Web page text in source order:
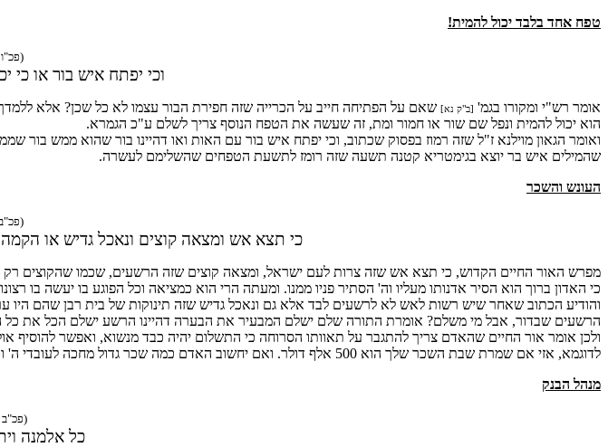
טפח אחד בלבד יכול להמית!
וכי יפתח איש בור או כי
אומר רש"י ומקורו בגמ' [ב"ק נא] שאם על הפתיחה חייב על הכרייה שזה חפירת הבור עצמו לא כל שכן? אלא
הוא יכול להמית ונפל שם שור או חמור ומת, זה שעשה את הטפח הנוסף צריך לשלם ע"כ הגמרא.
ואומר הגאון מוילנא ז"ל שזה רמוז בפסוק שכתוב, וכי יפתח איש בור עם האות ואו דהיינו בור שהוא ממש
שהמילים איש בר יוצא בגימטריא קטנה תשעה שזה רומז לתשעת הטפחים שהשלימם לעשרה.
העונש והשכר
כי תצא אש ומצאה קוצים ונאכל גדיש או
מפרש האור החיים הקדוש, כי תצא אש שזה צרות לעם ישראל, ומצאה קוצים שזה הרשעים, שכמו שהקוצים
כי האדון ברוך הוא הסיר אדנותו מעליו וה' הסתיר פניו ממנו. ומעתה הרי הוא כמציאה וכל הפוגע בו יעשה בו
והודיע הכתוב שאחר שיש רשות לאש לא לרשעים לבד אלא גם ונאכל גדיש שזה תינוקות של בית רבן שהם היו
הרשעים שבדור, אבל מי משלם? אומרת התורה שלם ישלם המבעיר את הבערה דהיינו הרשע ישלם הכל את כל
ולכן אומר אור החיים שהאדם צריך להתגבר על תאוותו הסרוחה כי התשלום יהיה כבד מנשוא, ואפשר
לדוגמא, אזי אם שמרת שבת השכר שלך הוא 500 אלף דולר. ואם יחשוב האדם כמה שכר גדול מחכה לעובדי ה' וכמו שאומר דוד המלך ע"ה אז ימלא שחוק פינו ולשוננו רנה.
מנהל הבנק
כל אלמנה